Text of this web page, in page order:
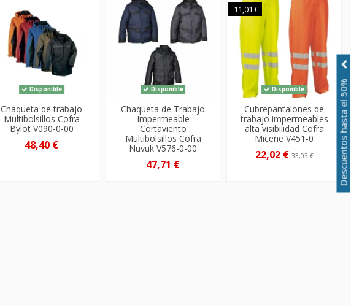
Disponible
Chaqueta de trabajo
Multibolsillos Cofra
Bylot V090-0-00
48,40 €
Disponible
Chaqueta de Trabajo
Impermeable
Cortaviento
Multibolsillos Cofra
Nuvuk V576-0-00
47,71 €
-11,01 €
Disponible
Cubrepantalones de
trabajo impermeables
alta visibilidad Cofra
Micene V451-0
22,02 €33,03 € Descuentos hasta el 50%